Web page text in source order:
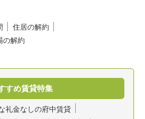
住居の解約
の解約
すめ賃貸特集
礼金なしの府中賃貸